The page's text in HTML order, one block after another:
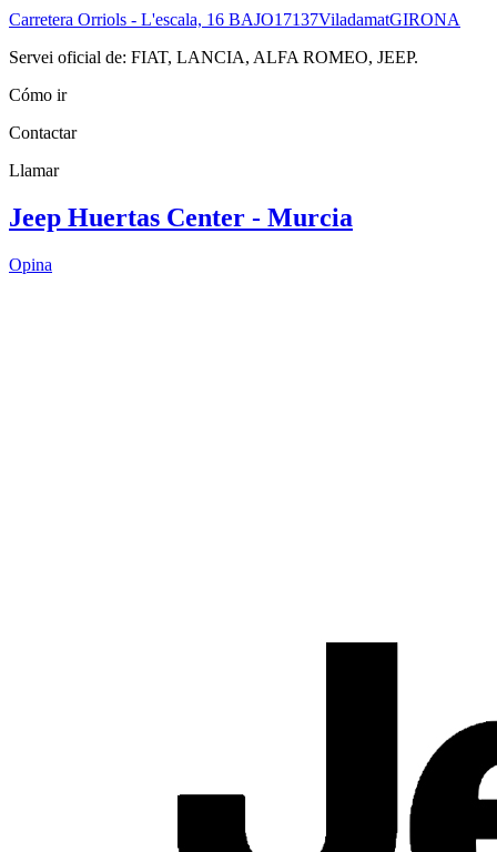
Carretera Orriols - L'escala, 16 BAJO17137ViladamatGIRONA
Servei oficial de: FIAT, LANCIA, ALFA ROMEO, JEEP.
Cómo ir
Contactar
Llamar
Jeep Huertas Center - Murcia
Opina